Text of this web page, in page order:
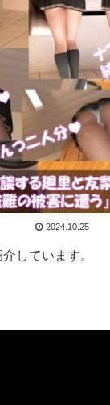
2024.10.25
しています。